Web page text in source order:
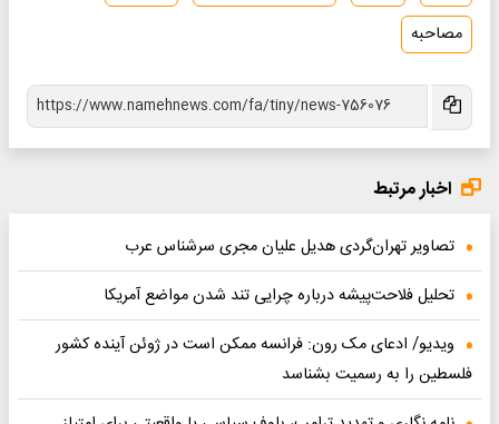
مصاحبه
اخبار مرتبط
تصاویر تهران‌گردی هدیل علیان مجری سرشناس عرب
تحلیل فلاحت‌پیشه درباره چرایی تند شدن مواضع آمریکا
ویدیو/ ادعای مک رون: فرانسه ممکن است در ژوئن آینده کشور
فلسطین را به رسمیت بشناسد